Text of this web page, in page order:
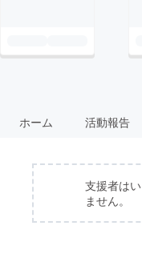
ホーム 活動報告
支援者はい
ません。